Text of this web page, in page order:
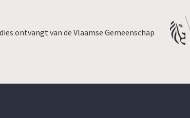
ontvangt van de Vlaamse Gemeenschap